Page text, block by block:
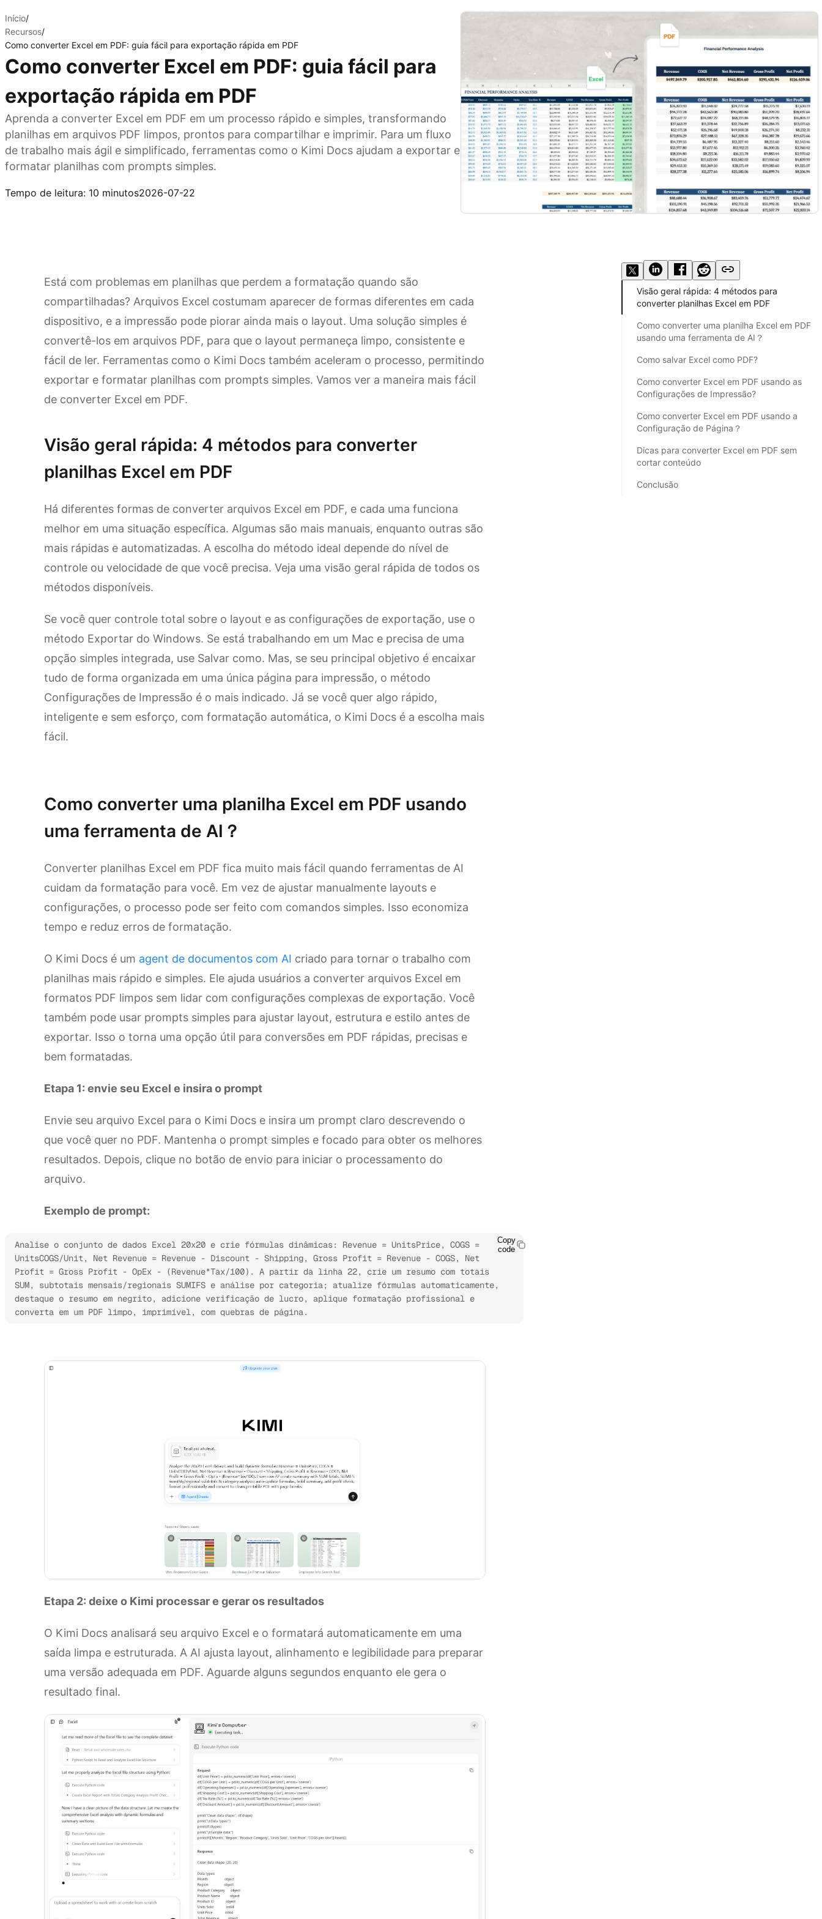
Início/
Recursos/
Como converter Excel em PDF: guia fácil para exportação rápida em PDF
Como converter Excel em PDF: guia fácil para
exportação rápida em PDF
Aprenda a converter Excel em PDF em um processo rápido e simples, transformando
planilhas em arquivos PDF limpos, prontos para compartilhar e imprimir. Para um fluxo
de trabalho mais ágil e simplificado, ferramentas como o Kimi Docs ajudam a exportar e
formatar planilhas com prompts simples.
Tempo de leitura: 10 minutos2026-07-22
Está com problemas em planilhas que perdem a formatação quando são
compartilhadas? Arquivos Excel costumam aparecer de formas diferentes em cada
dispositivo, e a impressão pode piorar ainda mais o layout. Uma solução simples é
convertê-los em arquivos PDF, para que o layout permaneça limpo, consistente e
fácil de ler. Ferramentas como o Kimi Docs também aceleram o processo, permitindo
exportar e formatar planilhas com prompts simples. Vamos ver a maneira mais fácil
de converter Excel em PDF.
Visão geral rápida: 4 métodos para converter
planilhas Excel em PDF
Há diferentes formas de converter arquivos Excel em PDF, e cada uma funciona
melhor em uma situação específica. Algumas são mais manuais, enquanto outras são
mais rápidas e automatizadas. A escolha do método ideal depende do nível de
controle ou velocidade de que você precisa. Veja uma visão geral rápida de todos os
métodos disponíveis.
Se você quer controle total sobre o layout e as configurações de exportação, use o
método Exportar do Windows. Se está trabalhando em um Mac e precisa de uma
opção simples integrada, use Salvar como. Mas, se seu principal objetivo é encaixar
tudo de forma organizada em uma única página para impressão, o método
Configurações de Impressão é o mais indicado. Já se você quer algo rápido,
inteligente e sem esforço, com formatação automática, o Kimi Docs é a escolha mais
fácil.
Como converter uma planilha Excel em PDF usando
uma ferramenta de AI？
Converter planilhas Excel em PDF fica muito mais fácil quando ferramentas de AI
cuidam da formatação para você. Em vez de ajustar manualmente layouts e
configurações, o processo pode ser feito com comandos simples. Isso economiza
tempo e reduz erros de formatação.
O Kimi Docs é um agent de documentos com AI criado para tornar o trabalho com
planilhas mais rápido e simples. Ele ajuda usuários a converter arquivos Excel em
formatos PDF limpos sem lidar com configurações complexas de exportação. Você
também pode usar prompts simples para ajustar layout, estrutura e estilo antes de
exportar. Isso o torna uma opção útil para conversões em PDF rápidas, precisas e
bem formatadas.
Etapa 1: envie seu Excel e insira o prompt
Envie seu arquivo Excel para o Kimi Docs e insira um prompt claro descrevendo o
que você quer no PDF. Mantenha o prompt simples e focado para obter os melhores
resultados. Depois, clique no botão de envio para iniciar o processamento do
arquivo.
Exemplo de prompt:
Analise o conjunto de dados Excel 20x20 e crie fórmulas dinâmicas: Revenue = UnitsPrice, COGS =
UnitsCOGS/Unit, Net Revenue = Revenue - Discount - Shipping, Gross Profit = Revenue - COGS, Net
Profit = Gross Profit - OpEx - (Revenue*Tax/100). A partir da linha 22, crie um resumo com totais
SUM, subtotais mensais/regionais SUMIFS e análise por categoria; atualize fórmulas automaticamente,
destaque o resumo em negrito, adicione verificação de lucro, aplique formatação profissional e
converta em um PDF limpo, imprimível, com quebras de página.
Copy
code
Etapa 2: deixe o Kimi processar e gerar os resultados
O Kimi Docs analisará seu arquivo Excel e o formatará automaticamente em uma
saída limpa e estruturada. A AI ajusta layout, alinhamento e legibilidade para preparar
uma versão adequada em PDF. Aguarde alguns segundos enquanto ele gera o
resultado final.
Visão geral rápida: 4 métodos para
converter planilhas Excel em PDF
Como converter uma planilha Excel em PDF
usando uma ferramenta de AI？
Como salvar Excel como PDF?
Como converter Excel em PDF usando as
Configurações de Impressão?
Como converter Excel em PDF usando a
Configuração de Página？
Dicas para converter Excel em PDF sem
cortar conteúdo
Conclusão